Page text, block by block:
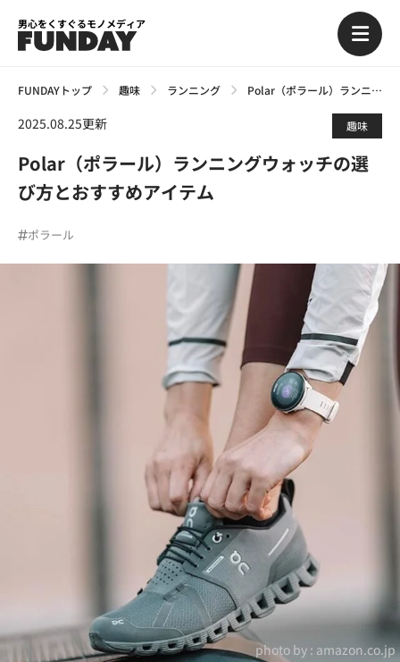
男心をくすぐるモノメディア
FUNDAYトップ 趣味 ランニング Polar（ポラール）ランニングウォッチの選び方とおすすめアイテム
2025.08.25更新 趣味
Polar（ポラール）ランニングウォッチの選
び方とおすすめアイテム
ポラール
photo by : amazon.co.jp